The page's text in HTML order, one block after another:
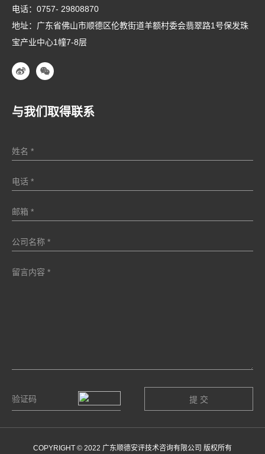
电话： 0757- 29808870
地址：广东省佛山市顺德区伦教街道羊额村委会翡翠路1号保发珠
宝产业中心1幢7-8层
与我们取得联系
COPYRIGHT © 2022 广东顺德安评技术咨询有限公司 版权所有